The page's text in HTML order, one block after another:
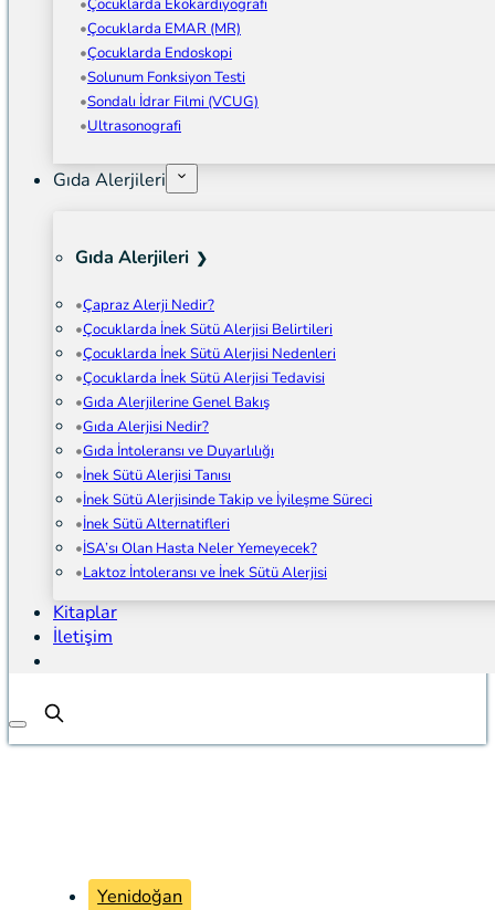
Çocuklarda Ekokardiyografi
Çocuklarda EMAR (MR)
Çocuklarda Endoskopi
Solunum Fonksiyon Testi
Sondalı İdrar Filmi (VCUG)
Ultrasonografi
Gıda Alerjileri
Gıda Alerjileri
Çapraz Alerji Nedir?
Çocuklarda İnek Sütü Alerjisi Belirtileri
Çocuklarda İnek Sütü Alerjisi Nedenleri
Çocuklarda İnek Sütü Alerjisi Tedavisi
Gıda Alerjilerine Genel Bakış
Gıda Alerjisi Nedir?
Gıda İntoleransı ve Duyarlılığı
İnek Sütü Alerjisi Tanısı
İnek Sütü Alerjisinde Takip ve İyileşme Süreci
İnek Sütü Alternatifleri
İSA’sı Olan Hasta Neler Yemeyecek?
Laktoz İntoleransı ve İnek Sütü Alerjisi
Kitaplar
İletişim
Yenidoğan